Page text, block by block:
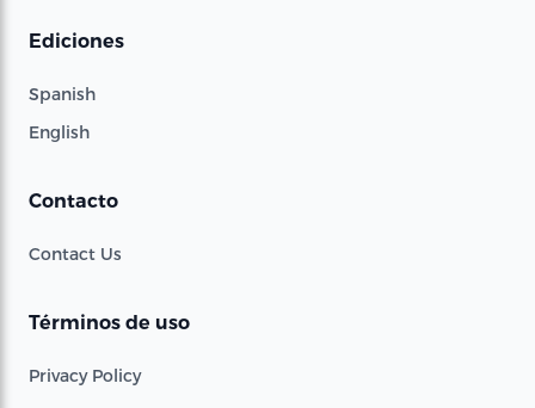
Ediciones
Spanish
English
Contacto
Contact Us
Términos de uso
Privacy Policy